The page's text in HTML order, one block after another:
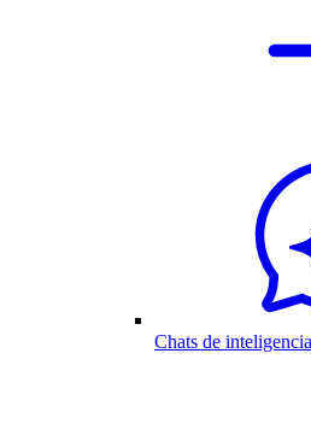
Chats de